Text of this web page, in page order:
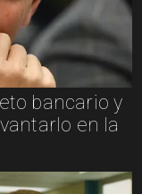
bancario y
en la